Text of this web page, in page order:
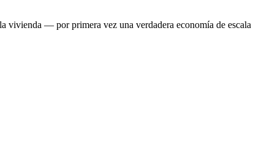
vivienda — por primera vez una verdadera economía de escala